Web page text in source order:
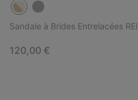
Sandale à Brides Entrelacées
Regular price:
120,00 €